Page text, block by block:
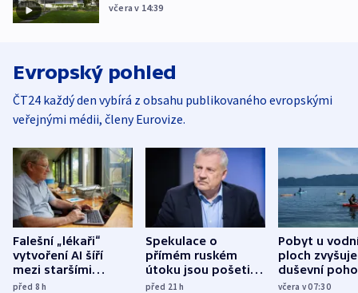
včera v 14:39
Evropský pohled
ČT24 každý den vybírá z obsahu publikovaného evropskými
veřejnými médii, členy Eurovize.
Falešní „lékaři“
vytvoření AI šíří
mezi staršími
Poláky nebezpečné
před 8h
Spekulace o
přímém ruském
útoku jsou pošetilé,
míní estonský
před 21h
Pobyt u
ploch zvyšuje
duševní
ukázala
včera v 07:30